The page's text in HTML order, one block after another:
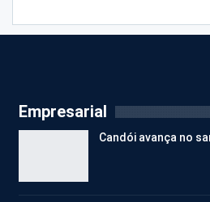
Empresarial
Candói avança no